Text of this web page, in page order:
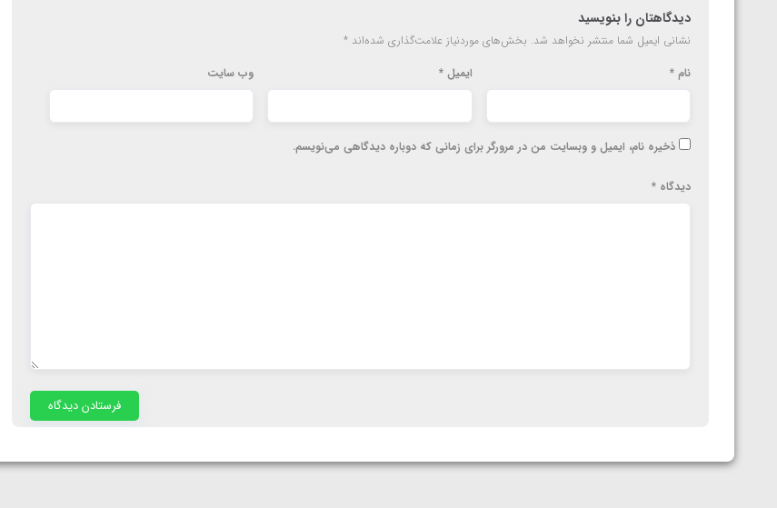
دیدگاهتان را بنویسید
نشانی ایمیل شما منتشر نخواهد شد. بخش‌های موردنیاز علامت‌گذاری شده‌اند *
نام * ایمیل* وب‌ سایت
ذخیره نام، ایمیل و وبسایت من در مرورگر برای زمانی که دوباره دیدگاهی می‌نویسم.
دیدگاه *
امین میرزازاده
ویدیو؛ باخت امین کاویانی نژاد مقابل مالخاز آمویان از
ویدیو؛ صعود حسن یزدانی به فینال المپیک با برتری